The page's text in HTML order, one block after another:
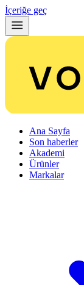
İçeriğe geç
Ana Sayfa
Son haberler
Akademi
Ürünler
Markalar